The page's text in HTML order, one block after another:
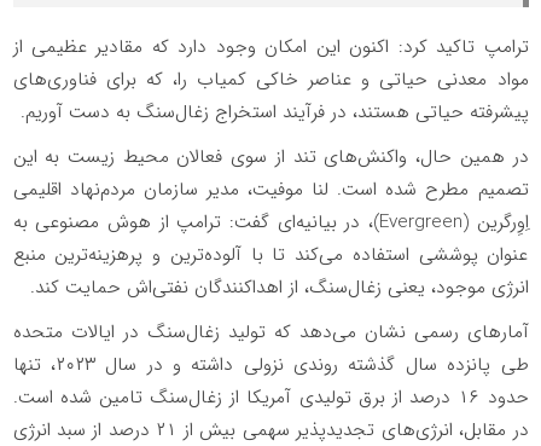
ترامپ تاکید کرد: اکنون این امکان وجود دارد که مقادیر عظیمی از
مواد معدنی حیاتی و عناصر خاکی کمیاب را، که برای فناوری‌های
پیشرفته حیاتی هستند، در فرآیند استخراج زغال‌سنگ به دست آوریم.
در همین حال، واکنش‌های تند از سوی فعالان محیط زیست به این
تصمیم مطرح شده است. لنا موفیت، مدیر سازمان مردم‌نهاد اقلیمی
اِوِرگرین (Evergreen)، در بیانیه‌ای گفت: ترامپ از هوش مصنوعی به
عنوان پوششی استفاده می‌کند تا با آلوده‌ترین و پرهزینه‌ترین منبع
انرژی موجود، یعنی زغال‌سنگ، از اهداکنندگان نفتی‌اش حمایت کند.
آمارهای رسمی نشان می‌دهد که تولید زغال‌سنگ در ایالات متحده
طی پانزده سال گذشته روندی نزولی داشته و در سال ۲۰۲۳، تنها
حدود ۱۶ درصد از برق تولیدی آمریکا از زغال‌سنگ تامین شده است.
در مقابل، انرژی‌های تجدیدپذیر سهمی بیش از ۲۱ درصد از سبد انرژی